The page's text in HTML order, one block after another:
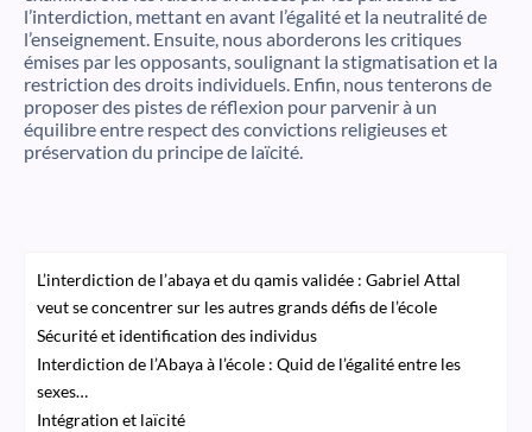
l’interdiction, mettant en avant l’égalité et la neutralité de
l’enseignement. Ensuite, nous aborderons les critiques
émises par les opposants, soulignant la stigmatisation et la
restriction des droits individuels. Enfin, nous tenterons de
proposer des pistes de réflexion pour parvenir à un
équilibre entre respect des convictions religieuses et
préservation du principe de laïcité.
L’interdiction de l’abaya et du qamis validée : Gabriel Attal
veut se concentrer sur les autres grands défis de l’école
Sécurité et identification des individus
Interdiction de l’Abaya à l’école : Quid de l’égalité entre les
sexes…
Intégration et laïcité